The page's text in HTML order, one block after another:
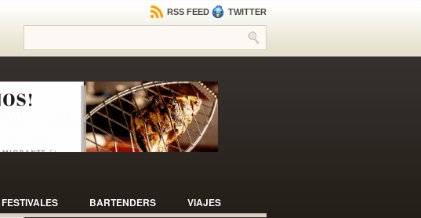
RSS FEED TWITTER
FESTIVALES BARTENDERS VIAJES